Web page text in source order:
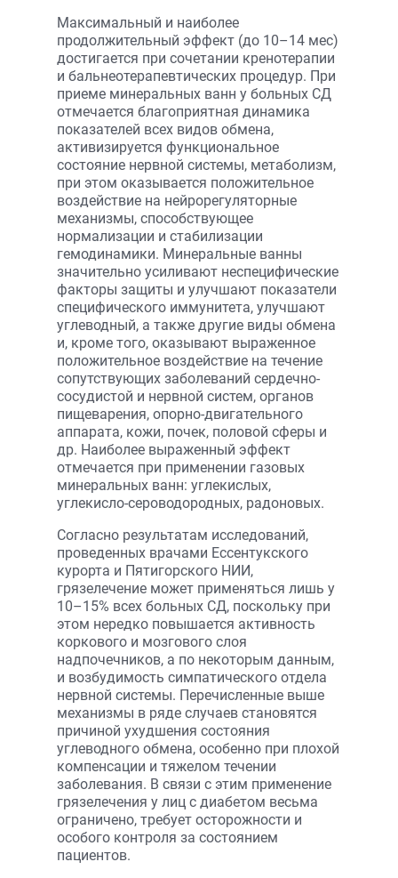
Максимальный и наиболее
продолжительный эффект (до 10–14 мес)
достигается при сочетании кренотерапии
и бальнеотерапевтических процедур. При
приеме минеральных ванн у больных СД
отмечается благоприятная динамика
показателей всех видов обмена,
активизируется функциональное
состояние нервной системы, метаболизм,
при этом оказывается положительное
воздействие на нейрорегуляторные
механизмы, способствующее
нормализации и стабилизации
гемодинамики. Минеральные ванны
значительно усиливают неспецифические
факторы защиты и улучшают показатели
специфического иммунитета, улучшают
углеводный, а также другие виды обмена
и, кроме того, оказывают выраженное
положительное воздействие на течение
сопутствующих заболеваний сердечно-
сосудистой и нервной систем, органов
пищеварения, опорно-двигательного
аппарата, кожи, почек, половой сферы и
др. Наиболее выраженный эффект
отмечается при применении газовых
минеральных ванн: углекислых,
углекисло-сероводородных, радоновых.
Согласно результатам исследований,
проведенных врачами Ессентукского
курорта и Пятигорского НИИ,
грязелечение может применяться лишь у
10–15% всех больных СД, поскольку при
этом нередко повышается активность
коркового и мозгового слоя
надпочечников, а по некоторым данным,
и возбудимость симпатического отдела
нервной системы. Перечисленные выше
механизмы в ряде случаев становятся
причиной ухудшения состояния
углеводного обмена, особенно при плохой
компенсации и тяжелом течении
заболевания. В связи с этим применение
грязелечения у лиц с диабетом весьма
ограничено, требует осторожности и
особого контроля за состоянием
пациентов.